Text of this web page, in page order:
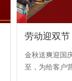
劳动迎双
金秋送爽迎国
至，为给客户